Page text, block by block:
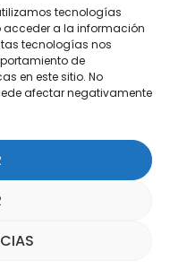
tecnologías
a la información
tecnologías nos
de
en este sitio. No
afectar negativamente
Newsletter